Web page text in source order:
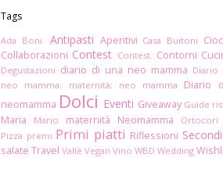
Tags
Ada Boni. Antipasti Aperitivi Casa Buitoni
Collaborazioni Contest Contest. Contorni
Degustazioni diario di una neo mamma Diario
neo mamma; maternità; neo mamma
Diario
neomamma Dolci Eventi Giveaway Guide
Maria Mario maternità Neomamma
Ortocori
Pizza premi Primi piatti Riflessioni Secondi
salate Travel Vallè Vegan Vino WBD Wedding